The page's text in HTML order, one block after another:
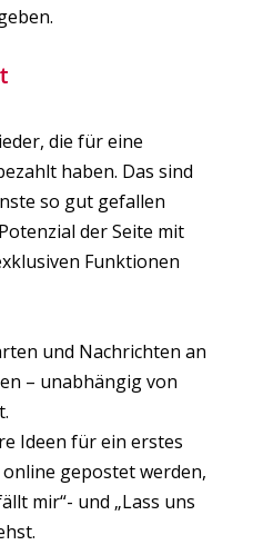
die für eine
haben. Das sind
so gut gefallen
der Seite mit
Funktionen
und Nachrichten an
– unabhängig von
Ideen für ein erstes
gepostet werden,
mir“- und „Lass uns